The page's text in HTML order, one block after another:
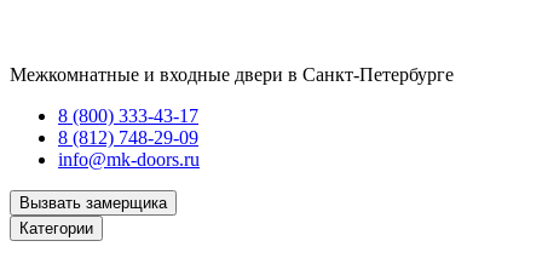
Межкомнатные и входные двери в Санкт-Петербурге
8 (800) 333-43-17
8 (812) 748-29-09
info@mk-doors.ru
Вызвать замерщика
Категории